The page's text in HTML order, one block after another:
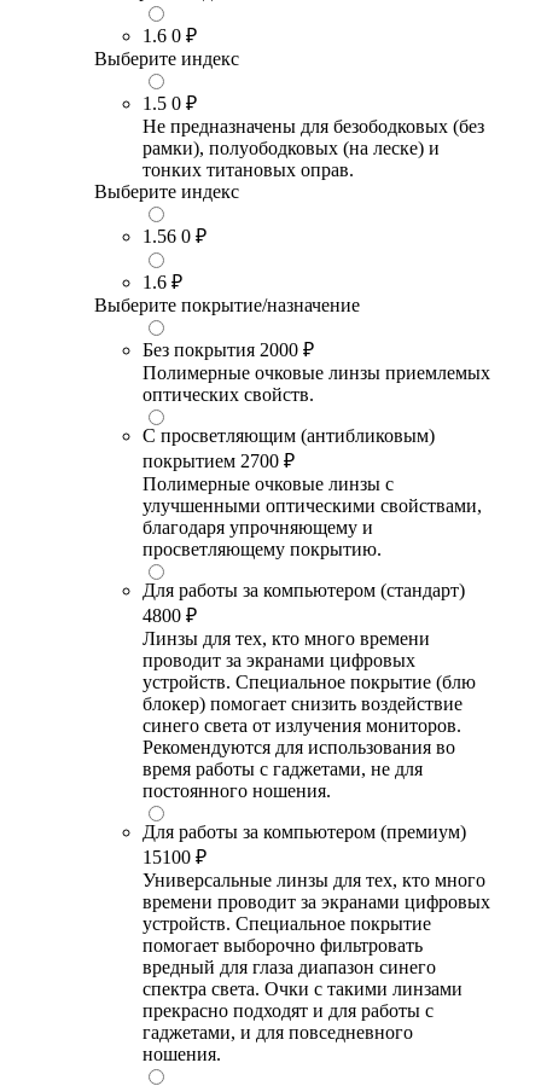
1.6 0 ₽
Выберите индекс
1.5 0 ₽
Не предназначены для безободковых (без
рамки), полуободковых (на леске) и
тонких титановых оправ.
Выберите индекс
1.56 0 ₽
1.6 ₽
Выберите покрытие/назначение
Без покрытия 2000 ₽
Полимерные очковые линзы приемлемых
оптических свойств.
С просветляющим (антибликовым)
покрытием 2700 ₽
Полимерные очковые линзы с
улучшенными оптическими свойствами,
благодаря упрочняющему и
просветляющему покрытию.
Для работы за компьютером (стандарт)
4800 ₽
Линзы для тех, кто много времени
проводит за экранами цифровых
устройств. Специальное покрытие (блю
блокер) помогает снизить воздействие
синего света от излучения мониторов.
Рекомендуются для использования во
время работы с гаджетами, не для
постоянного ношения.
Для работы за компьютером (премиум)
15100 ₽
Универсальные линзы для тех, кто много
времени проводит за экранами цифровых
устройств. Специальное покрытие
помогает выборочно фильтровать
вредный для глаза диапазон синего
спектра света. Очки с такими линзами
прекрасно подходят и для работы с
гаджетами, и для повседневного
ношения.